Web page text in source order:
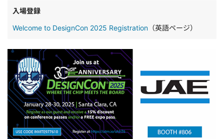
入場登録
Welcome to DesignCon 2025 Registration （英語ページ）